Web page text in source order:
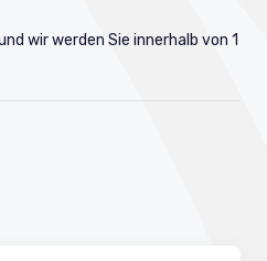
wir werden Sie innerhalb von 1